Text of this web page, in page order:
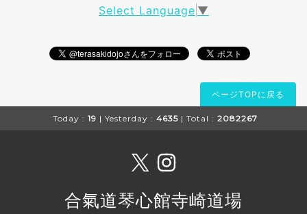
Select Language ▼
ページTOPに戻る
Today : 19 | Yesterday : 4635 | Total : 2082267
合氣道琴心館寺崎道場